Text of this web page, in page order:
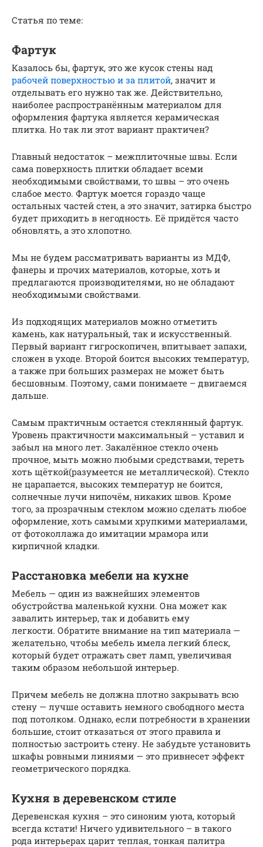
Статья по теме:
Фартук
Казалось бы, фартук, это же кусок стены над
рабочей поверхностью и за плитой, значит и
отделывать его нужно так же. Действительно,
наиболее распространённым материалом для
оформления фартука является керамическая
плитка. Но так ли этот вариант практичен?
Главный недостаток – межплиточные швы. Если
сама поверхность плитки обладает всеми
необходимыми свойствами, то швы – это очень
слабое место. Фартук моется гораздо чаще
остальных частей стен, а это значит, затирка быстро
будет приходить в негодность. Её придётся часто
обновлять, а это хлопотно.
Мы не будем рассматривать варианты из МДФ,
фанеры и прочих материалов, которые, хоть и
предлагаются производителями, но не обладают
необходимыми свойствами.
Из подходящих материалов можно отметить
камень, как натуральный, так и искусственный.
Первый вариант гигроскопичен, впитывает запахи,
сложен в уходе. Второй боится высоких температур,
а также при больших размерах не может быть
бесшовным. Поэтому, сами понимаете – двигаемся
дальше.
Самым практичным остается стеклянный фартук.
Уровень практичности максимальный – уставил и
забыл на много лет. Закалённое стекло очень
прочное, мыть можно любыми средствами, тереть
хоть щёткой(разумеется не металлической). Стекло
не царапается, высоких температур не боится,
солнечные лучи нипочём, никаких швов. Кроме
того, за прозрачным стеклом можно сделать любое
оформление, хоть самыми хрупкими материалами,
от фотоколлажа до имитации мрамора или
кирпичной кладки.
Расстановка мебели на кухне
Мебель — один из важнейших элементов
обустройства маленькой кухни. Она может как
завалить интерьер, так и добавить ему
легкости. Обратите внимание на тип материала —
желательно, чтобы мебель имела легкий блеск,
который будет отражать свет ламп, увеличивая
таким образом небольшой интерьер.
Причем мебель не должна плотно закрывать всю
стену — лучше оставить немного свободного места
под потолком. Однако, если потребности в хранении
большие, стоит отказаться от этого правила и
полностью застроить стену. Не забудьте установить
шкафы ровными линиями — это привнесет эффект
геометрического порядка.
Кухня в деревенском стиле
Деревенская кухня – это синоним уюта, который
всегда кстати! Ничего удивительного – в такого
рода интерьерах царит теплая, тонкая палитра